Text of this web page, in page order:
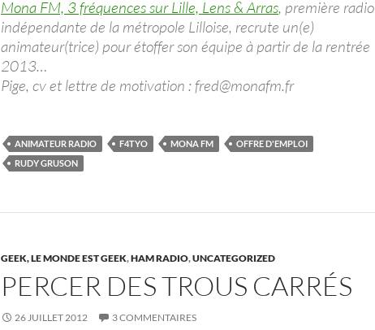
Mona FM, 3 fréquences sur Lille, Lens & Arras, première radio
indépendante de la métropole Lilloise, recrute un(e)
animateur(trice) pour étoffer son équipe à partir de la rentrée
2013…
Pige, cv et lettre de motivation : fred@monafm.fr
ANIMATEUR RADIO F4TYO MONA FM
OFFRE D'EMPLOI
RUDY GRUSON
GEEK, LE MONDE EST GEEK,HAM RADIO,UNCATEGORIZED
PERCER DES TROUS CARRÉS
26 JUILLET 2012 3 COMMENTAIRES